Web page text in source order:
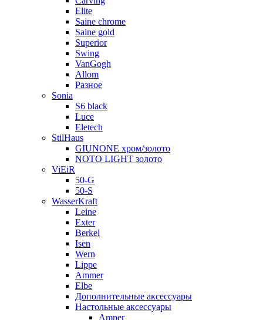
Elite
Saine chrome
Saine gold
Superior
Swing
VanGogh
Allom
Разное
Sonia
S6 black
Luce
Eletech
StilHaus
GIUNONE хром/золото
NOTO LIGHT золото
ViEiR
50-G
50-S
WasserKraft
Leine
Exter
Berkel
Isen
Wern
Lippe
Ammer
Elbe
Дополнительные аксессуары
Настольные аксессуары
Amper